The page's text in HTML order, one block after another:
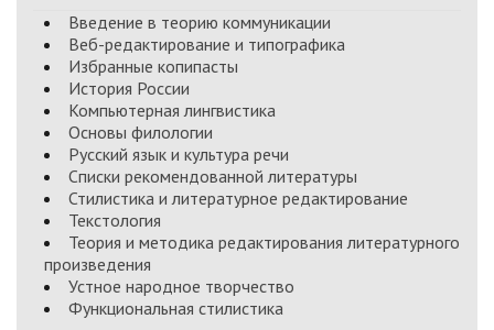
Введение в теорию коммуникации
Веб-редактирование и типографика
Избранные копипасты
История России
Компьютерная лингвистика
Основы филологии
Русский язык и культура речи
Списки рекомендованной литературы
Стилистика и литературное редактирование
Текстология
Теория и методика редактирования литературного
произведения
Устное народное творчество
Функциональная стилистика